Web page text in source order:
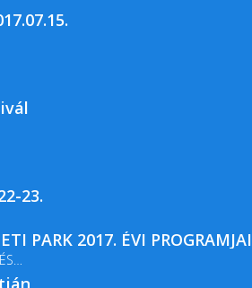
23.
PARK 2017. ÉVI PROGRAMJAI